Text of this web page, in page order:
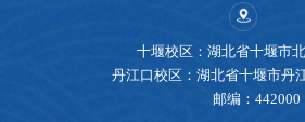
十堰校区：湖北省十堰市
丹江口校区：湖北省十堰市丹
邮编：442000